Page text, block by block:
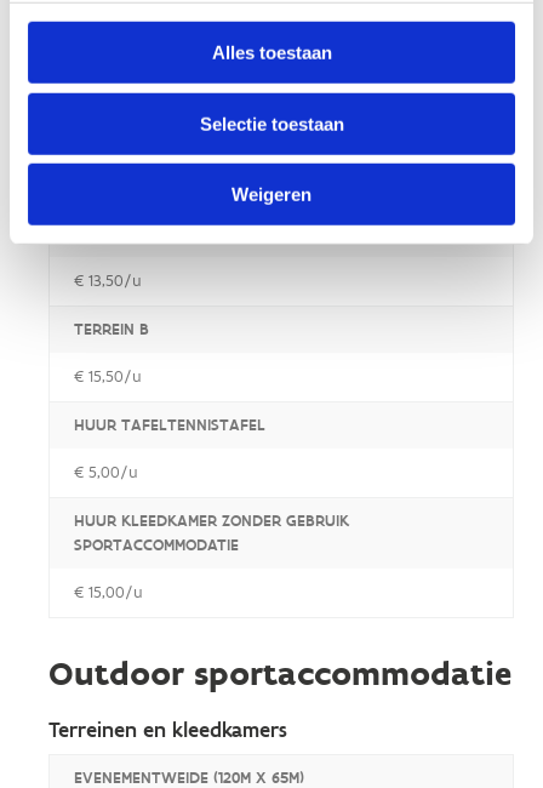
Alles toestaan
Selectie toestaan
Weigeren
Sporthal
VOLLEDIGE SPORTHAL
€ 13,50/u
TERREIN B
€ 15,50/u
HUUR TAFELTENNISTAFEL
€ 5,00/u
HUUR KLEEDKAMER ZONDER GEBRUIK
SPORTACCOMMODATIE
€ 15,00/u
Outdoor sportaccommodatie
Terreinen en kleedkamers
EVENEMENTWEIDE (120M X 65M)